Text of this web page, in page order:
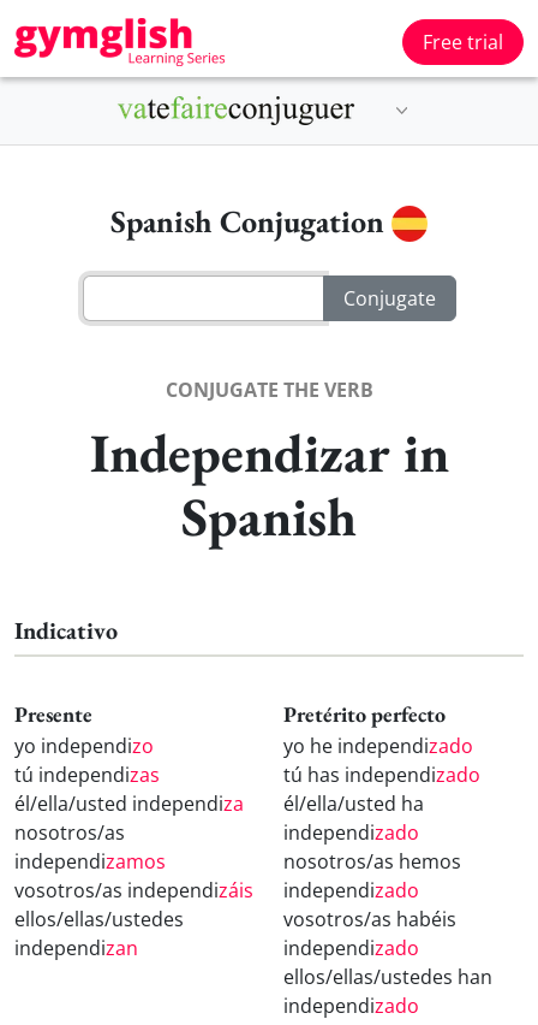
Free trial
Spanish Conjugation
CONJUGATE THE VERB
Independizar in
Spanish
Indicativo
Presente
yo independizo
tú independizas
él/ella/usted independiza
nosotros/as
independizamos
vosotros/as independizáis
ellos/ellas/ustedes
independizan
Pretérito perfecto
yo he independizado
tú has independizado
él/ella/usted ha
independizado
nosotros/as hemos
independizado
vosotros/as habéis
independizado
ellos/ellas/ustedes han
independizado